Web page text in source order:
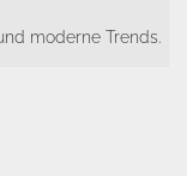
moderne Trends.